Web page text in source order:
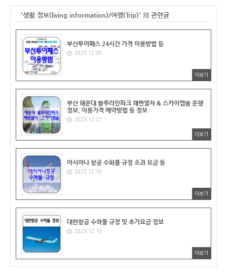
'생활 정보(living information)/여행(Trip)' 의 관련글
부산투어패스 24시간 가격 이용방법 등
2023.12.30
더보기
부산 해운대 블루라인파크 해변열차 & 스카이캡슐 운행
정보, 이용가격 예약방법 등 정보
2023.12.27
더보기
아시아나 항공 수화물 규정 초과 요금 등
2023.12.18
더보기
대한항공 수하물 규정 및 추가요금 정보
2023.12.10
더보기